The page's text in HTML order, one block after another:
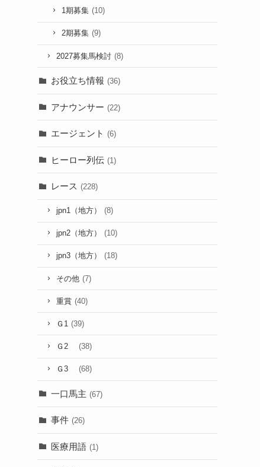
1期募集 (10)
2期募集 (9)
2027募集馬検討 (8)
お役立ち情報 (36)
アナウンサー (22)
エージェント (6)
ヒーロー列伝 (1)
レース (228)
jpn1（地方） (8)
jpn2（地方） (10)
jpn3（地方） (18)
その他 (7)
重賞 (40)
Ｇ1 (39)
Ｇ2 (38)
Ｇ3 (68)
一口馬主 (67)
事件 (26)
医療用語 (1)